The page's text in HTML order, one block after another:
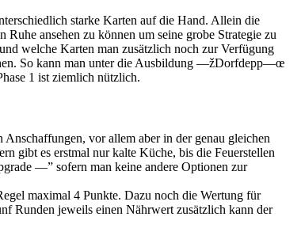
starke Karten auf die Hand. Allein die
ansehen zu können um seine grobe Strategie zu
welche Karten man zusätzlich noch zur Verfügung
So kann man unter die Ausbildung —žDorfdepp—œ
1 ist ziemlich nützlich.
vor allem aber in der genau gleichen
gibt es erstmal nur kalte Küche, bis die Feuerstellen
—” sofern man keine andere Optionen zur
maximal 4 Punkte. Dazu noch die Wertung für
Runden jeweils einen Nährwert zusätzlich kann der